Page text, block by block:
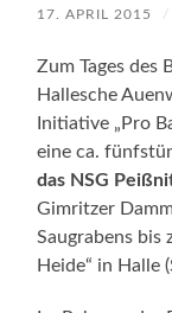
17. APRIL 2015 /
Zum Tages des
Hallesche
Initiative „Pro
eine ca.
das NSG
Gimritzer
Saugrabens bis
Heide“ in Halle